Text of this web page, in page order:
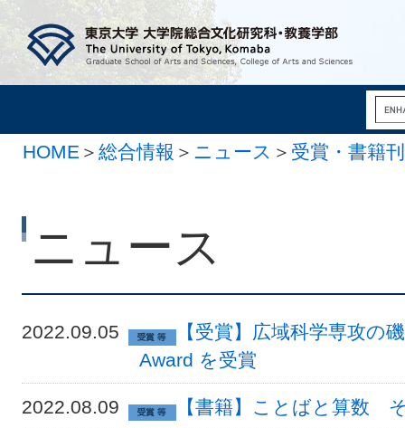
HOME ＞ 総合情報 ＞ ニュース ＞ 受賞・書籍
ニュース
2022.09.05
【受賞】広域科学専攻の
Award を受賞
2022.08.09 【書籍】ことばと算数